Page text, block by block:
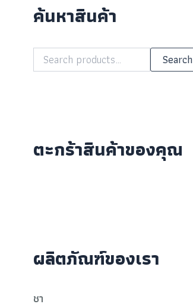
ค้นหาสินค้า
Search
ตะกร้าสินค้าของคุณ
ผลิตภัณฑ์ของเรา
ชา